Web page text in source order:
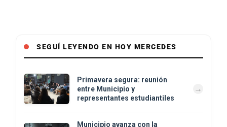
SEGUÍ LEYENDO EN HOY MERCEDES
Primavera segura: reunión
entre Municipio y
representantes estudiantiles
Municipio avanza con la